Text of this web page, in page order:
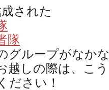
された
隊
グループがなか
越しの際は、こ
ださい！